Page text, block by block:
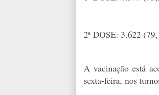
2ª DOSE: 3.622
A vacinação está
sexta-feira, nos